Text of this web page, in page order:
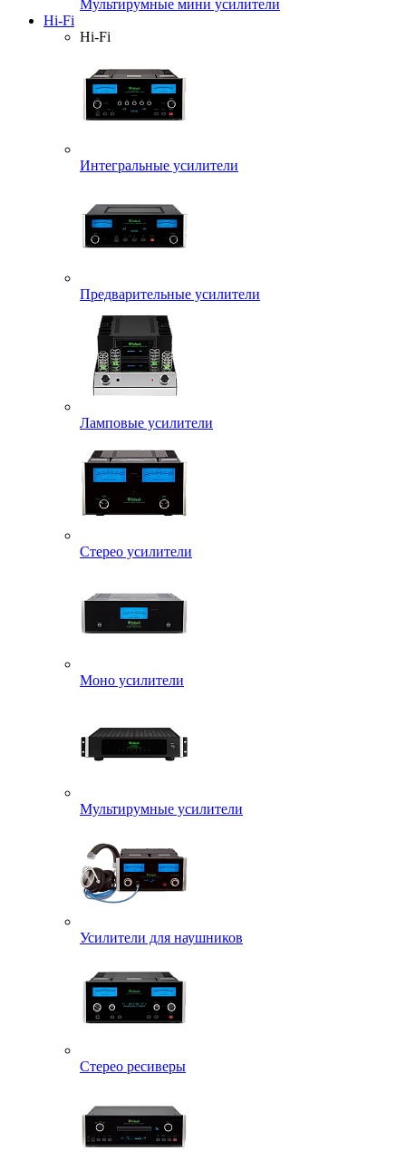
Мультирумные мини усилители
Hi-Fi
Hi-Fi
Интегральные усилители
Предварительные усилители
Ламповые усилители
Стерео усилители
Моно усилители
Мультирумные усилители
Усилители для наушников
Стерео ресиверы